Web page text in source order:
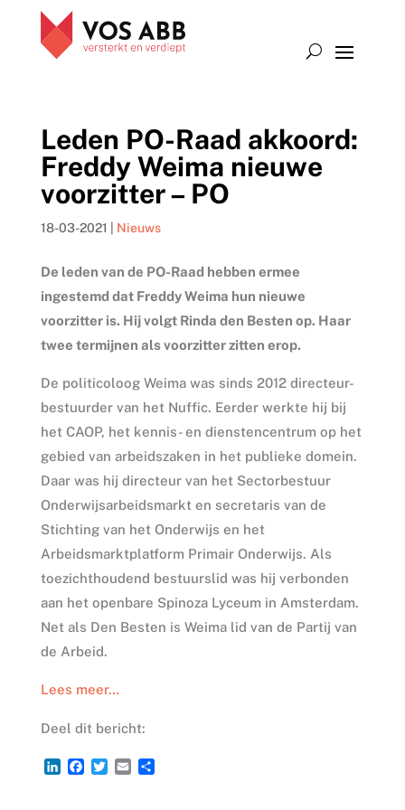
Leden PO-Raad akkoord:
Freddy Weima nieuwe
voorzitter – PO
18-03-2021 Nieuws
De leden van de PO-Raad hebben ermee
ingestemd dat Freddy Weima hun nieuwe
voorzitter is. Hij volgt Rinda den Besten op. Haar
twee termijnen als voorzitter zitten erop.
De politicoloog Weima was sinds 2012 directeur-
bestuurder van het Nuffic. Eerder werkte hij bij
het CAOP, het kennis- en dienstencentrum op het
gebied van arbeidszaken in het publieke domein.
Daar was hij directeur van het Sectorbestuur
Onderwijsarbeidsmarkt en secretaris van de
Stichting van het Onderwijs en het
Arbeidsmarktplatform Primair Onderwijs. Als
toezichthoudend bestuurslid was hij verbonden
aan het openbare Spinoza Lyceum in Amsterdam.
Net als Den Besten is Weima lid van de Partij van
de Arbeid.
Lees meer…
Deel dit bericht:
L
F
T
E
D